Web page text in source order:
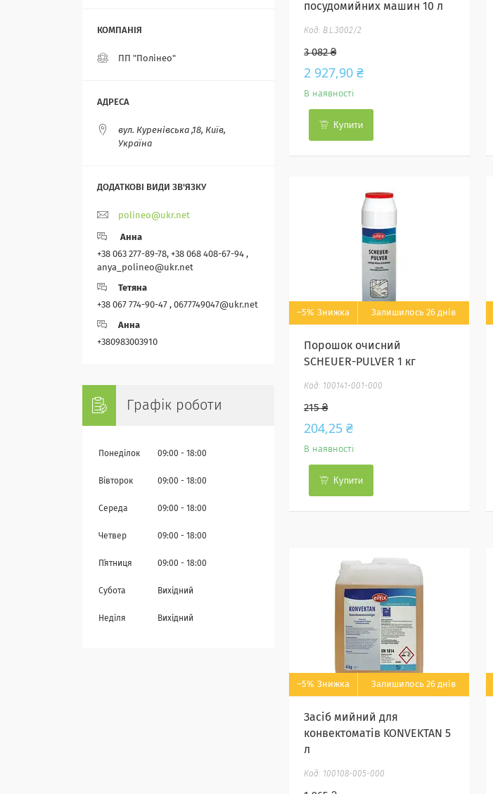
посудомийних машин 10 л
B.L.3002/2
3 082 ₴
2 927,90 ₴
В наявності
Купити
–5% Залишилось 26 днів
Порошок очисний
SCHEUER-PULVER 1 кг
100141-001-000
215 ₴
204,25 ₴
В наявності
Купити
–5% Залишилось 26 днів
Засіб мийний для
конвектоматів KONVEKTAN 5
л
100108-005-000
ПП "Полінео"
вул. Куренівська ,18, Київ,
Україна
polineo@ukr.net
Анна
+38 063 277-89-78, +38 068 408-67-94 ,
anya_polineo@ukr.net
Тетяна
+38 067 774-90-47 , 0677749047@ukr.net
Анна
+380983003910
Графік роботи
Понеділок 09:00 18:00
Вівторок 09:00 18:00
Середа 09:00 18:00
Четвер 09:00 18:00
Пʼятниця 09:00 18:00
Субота Вихідний
Неділя Вихідний